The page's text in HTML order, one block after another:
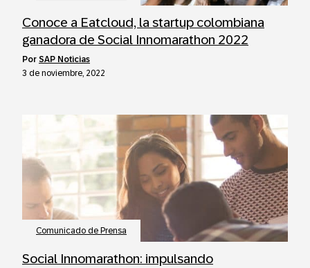
Conoce a Eatcloud, la startup colombiana
ganadora de Social Innomarathon 2022
por SAP Noticias
3 de noviembre, 2022
Comunicado de Prensa
Social Innomarathon: impulsando